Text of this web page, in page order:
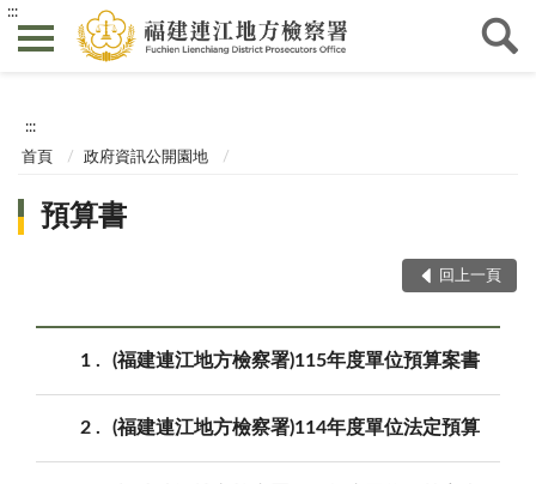
:::
:::
首頁 政府資訊公開園地
預算書
回上一頁
1 (福建連江地方檢察署)115年度單位預算案書
2 (福建連江地方檢察署)114年度單位法定預算